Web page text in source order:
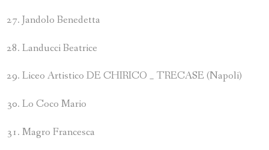
Jandolo Benedetta
Landucci Beatrice
Liceo Artistico DE CHIRICO _ TRECASE (Napoli)
Lo Coco Mario
Magro Francesca